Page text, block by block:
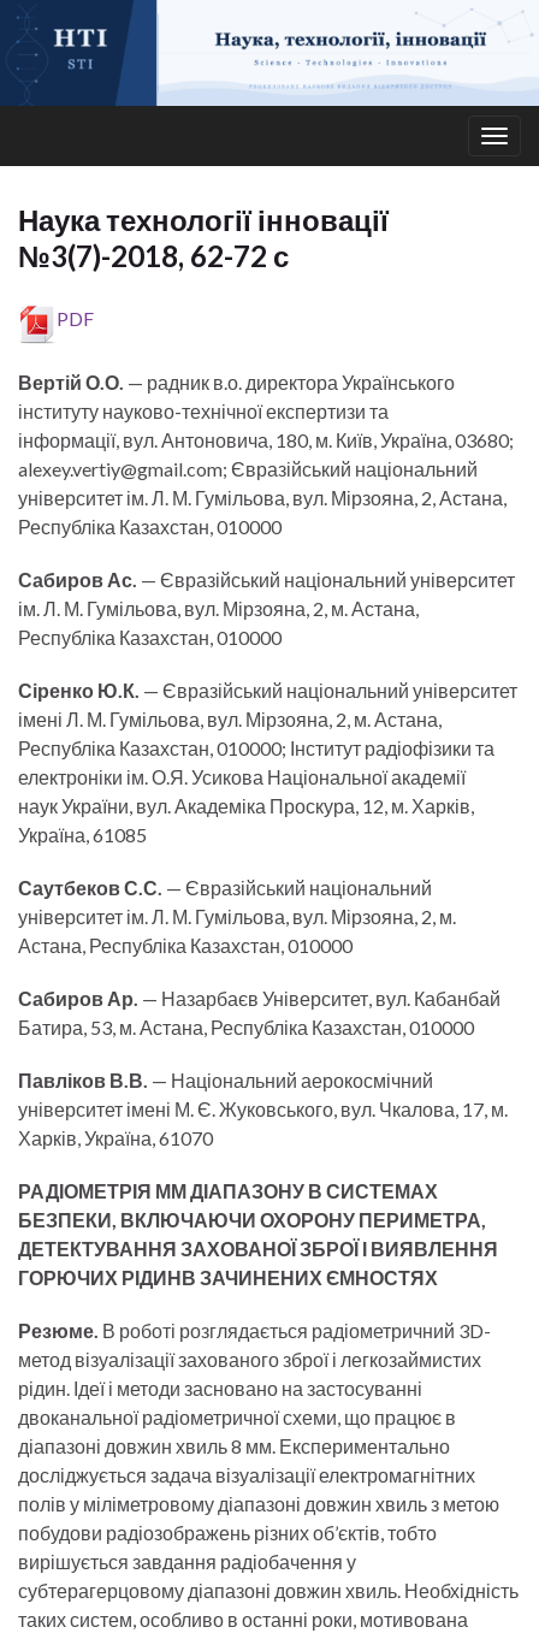
Наука технології інновації
№3(7)-2018, 62-72 с
PDF
Вертій О.О. — радник в.о. директора Українського
інституту науково-технічної експертизи та
інформації, вул. Антоновича, 180, м. Київ, Україна, 03680;
alexey.vertiy@gmail.com; Євразійський національний
університет ім. Л. М. Гумільова, вул. Мірзояна, 2, Астана,
Республіка Казахстан, 010000
Сабиров Ас. — Євразійський національний університет
ім. Л. М. Гумільова, вул. Мірзояна, 2, м. Астана,
Республіка Казахстан, 010000
Сіренко Ю.К. — Євразійський національний університет
імені Л. М. Гумільова, вул. Мірзояна, 2, м. Астана,
Республіка Казахстан, 010000; Інститут радіофізики та
електроніки ім. О.Я. Усикова Національної академії
наук України, вул. Академіка Проскура, 12, м. Харків,
Україна, 61085
Саутбеков С.С. — Євразійський національний
університет ім. Л. М. Гумільова, вул. Мірзояна, 2, м.
Астана, Республіка Казахстан, 010000
Сабиров Ар. — Назарбаєв Університет, вул. Кабанбай
Батира, 53, м. Астана, Республіка Казахстан, 010000
Павліков В.В. — Національний аерокосмічний
університет імені М. Є. Жуковського, вул. Чкалова, 17, м.
Харків, Україна, 61070
РАДІОМЕТРІЯ ММ ДІАПАЗОНУ В СИСТЕМАХ
БЕЗПЕКИ, ВКЛЮЧАЮЧИ ОХОРОНУ ПЕРИМЕТРА,
ДЕТЕКТУВАННЯ ЗАХОВАНОЇ ЗБРОЇ І ВИЯВЛЕННЯ
ГОРЮЧИХ РІДИНВ ЗАЧИНЕНИХ ЄМНОСТЯХ
Резюме. В роботі розглядається радіометричний 3D-
метод візуалізації захованого зброї і легкозаймистих
рідин. Ідеї і методи засновано на застосуванні
двоканальної радіометричної схеми, що працює в
діапазоні довжин хвиль 8 мм. Експериментально
досліджується задача візуалізації електромагнітних
полів у міліметровому діапазоні довжин хвиль з метою
побудови радіозображень різних об’єктів, тобто
вирішується завдання радіобачення у
субтерагерцовому діапазоні довжин хвиль. Необхідність
таких систем, особливо в останні роки, мотивована